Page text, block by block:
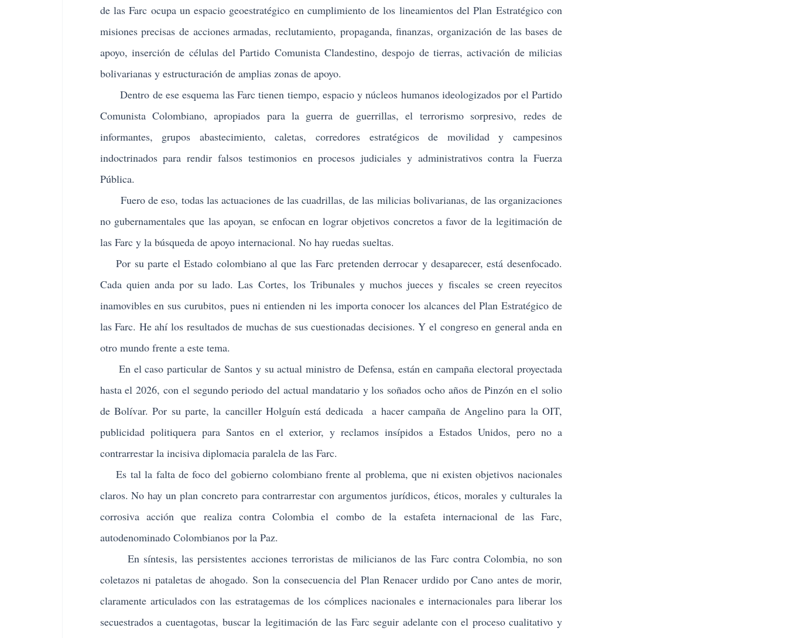
de las Farc ocupa un espacio geoestratégico en cumplimiento de los lineamientos del Plan Estratégico con
misiones precisas de acciones armadas, reclutamiento, propaganda, finanzas, organización de las bases de
apoyo, inserción de células del Partido Comunista Clandestino, despojo de tierras, activación de milicias
bolivarianas y estructuración de amplias zonas de apoyo.
Dentro de ese esquema las Farc tienen tiempo, espacio y núcleos humanos ideologizados por el Partido
Comunista Colombiano, apropiados para la guerra de guerrillas, el terrorismo sorpresivo, redes de
informantes, grupos abastecimiento, caletas, corredores estratégicos de movilidad y campesinos
indoctrinados para rendir falsos testimonios en procesos judiciales y administrativos contra la Fuerza
Pública.
Fuero de eso, todas las actuaciones de las cuadrillas, de las milicias bolivarianas, de las organizaciones
no gubernamentales que las apoyan, se enfocan en lograr objetivos concretos a favor de la legitimación de
las Farc y la búsqueda de apoyo internacional. No hay ruedas sueltas.
Por su parte el Estado colombiano al que las Farc pretenden derrocar y desaparecer, está desenfocado.
Cada quien anda por su lado. Las Cortes, los Tribunales y muchos jueces y fiscales se creen reyecitos
inamovibles en sus curubitos, pues ni entienden ni les importa conocer los alcances del Plan Estratégico de
las Farc. He ahí los resultados de muchas de sus cuestionadas decisiones. Y el congreso en general anda en
otro mundo frente a este tema.
En el caso particular de Santos y su actual ministro de Defensa, están en campaña electoral proyectada
hasta el 2026, con el segundo periodo del actual mandatario y los soñados ocho años de Pinzón en el solio
de Bolívar. Por su parte, la canciller Holguín está dedicada a hacer campaña de Angelino para la OIT,
publicidad politiquera para Santos en el exterior, y reclamos insípidos a Estados Unidos, pero no a
contrarrestar la incisiva diplomacia paralela de las Farc.
Es tal la falta de foco del gobierno colombiano frente al problema, que ni existen objetivos nacionales
claros. No hay un plan concreto para contrarrestar con argumentos jurídicos, éticos, morales y culturales la
corrosiva acción que realiza contra Colombia el combo de la estafeta internacional de las Farc,
autodenominado Colombianos por la Paz.
En síntesis, las persistentes acciones terroristas de milicianos de las Farc contra Colombia, no son
coletazos ni pataletas de ahogado. Son la consecuencia del Plan Renacer urdido por Cano antes de morir,
claramente articulados con las estratagemas de los cómplices nacionales e internacionales para liberar los
secuestrados a cuentagotas, buscar la legitimación de las Farc seguir adelante con el proceso cualitativo y